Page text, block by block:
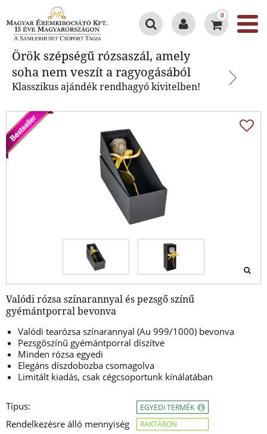
0
Örök szépségű rózsaszál, amely
soha nem veszít a ragyogásából
Klasszikus ajándék rendhagyó kivitelben!
Valódi rózsa színarannyal és pezsgő színű
gyémántporral bevonva
Valódi tearózsa színarannyal (Au 999/1000) bevonva
Pezsgőszínű gyémántporral díszítve
Minden rózsa egyedi
Elegáns díszdobozba csomagolva
Limitált kiadás, csak cégcsoportunk kínálatában
Típus:
Rendelkezésre álló mennyiség
EGYEDI TERMÉK
RAKTÁRON
Örök szépségű rózsaszál, amely
soha nem veszít a ragyogásából